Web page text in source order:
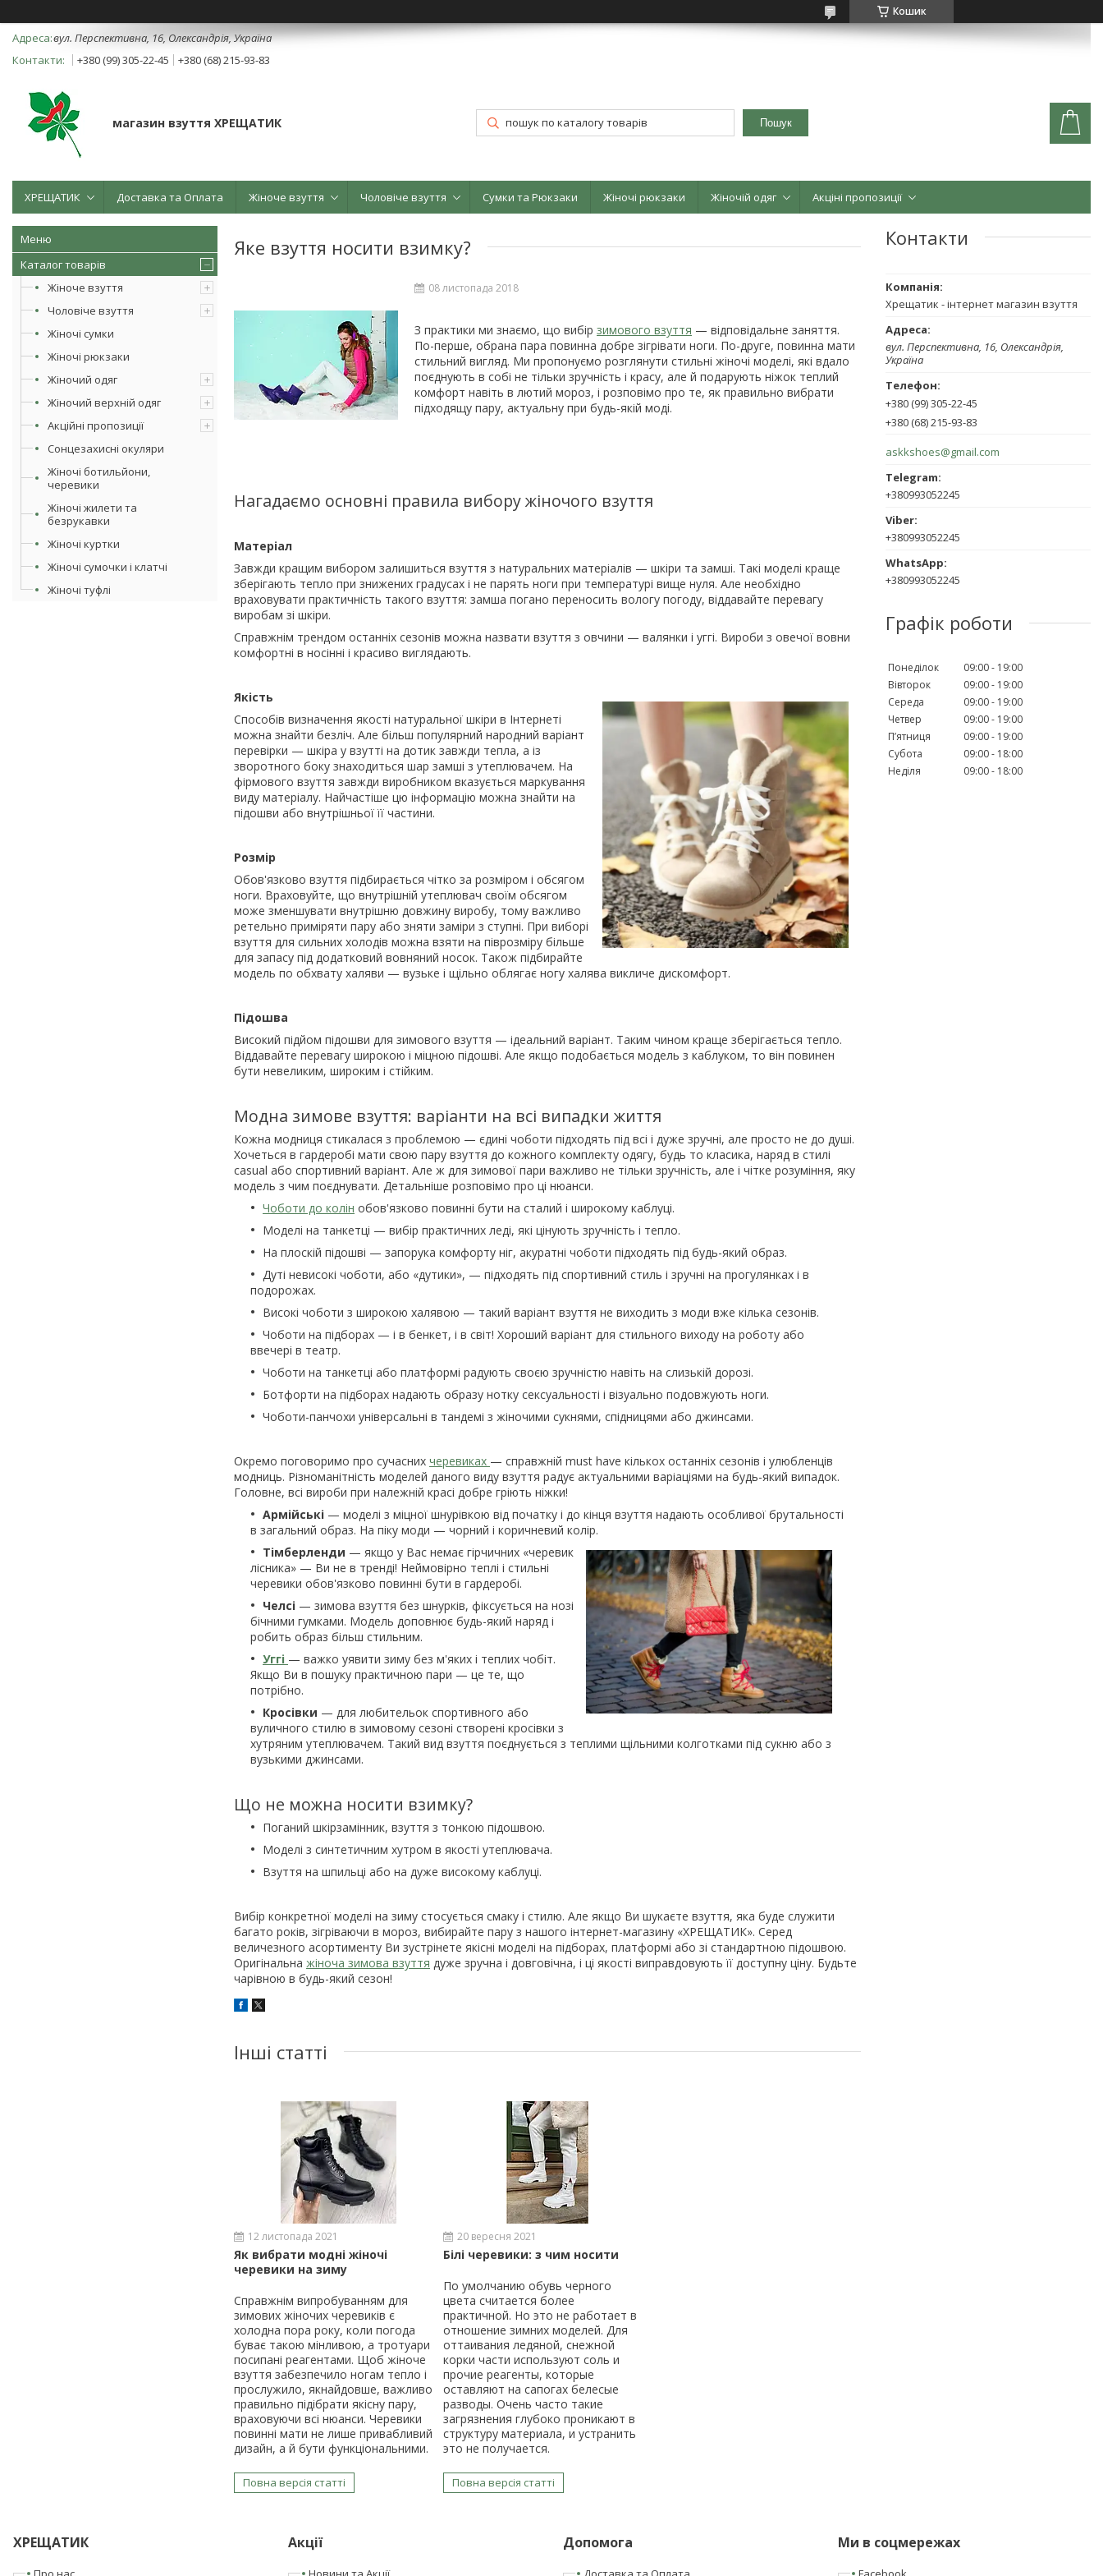
Кошик
вул. Перспективна, 16, Олександрія, Україна
+380 (99) 305-22-45
+380 (68) 215-93-83
магазин взуття ХРЕЩАТИК Пошук
ХРЕЩАТИК Доставка та Оплата Жіноче взуття Чоловіче взуття Сумки та Рюкзаки Жіночі рюкзаки Жіночій одяг Акціні пропозиції
Каталог товарів
Жіноче взуття
Чоловіче взуття
Жіночі сумки
Жіночі рюкзаки
Жіночий одяг
Жіночий верхній одяг
Акційні пропозиції
Сонцезахисні окуляри
Жіночі ботильйони,
черевики
Жіночі жилети та
безрукавки
Жіночі куртки
Жіночі сумочки і клатчі
Жіночі туфлі
Яке взуття носити взимку?
08 листопада 2018
З практики ми знаємо, що вибір зимового взуття — відповідальне заняття.
По-перше, обрана пара повинна добре зігрівати ноги. По-друге, повинна мати
стильний вигляд. Ми пропонуємо розглянути стильні жіночі моделі, які вдало
поєднують в собі не тільки зручність і красу, але й подарують ніжок теплий
комфорт навіть в лютий мороз, і розповімо про те, як правильно вибрати
підходящу пару, актуальну при будь-якій моді.
Нагадаємо основні правила вибору жіночого взуття
Матеріал
Завжди кращим вибором залишиться взуття з натуральних матеріалів — шкіри та замші. Такі моделі краще
зберігають тепло при знижених градусах і не парять ноги при температурі вище нуля. Але необхідно
враховувати практичність такого взуття: замша погано переносить вологу погоду, віддавайте перевагу
виробам зі шкіри.
Справжнім трендом останніх сезонів можна назвати взуття з овчини — валянки і уггі. Вироби з овечої вовни
комфортні в носінні і красиво виглядають.
Якість
Способів визначення якості натуральної шкіри в Інтернеті
можна знайти безліч. Але більш популярний народний варіант
перевірки — шкіра у взутті на дотик завжди тепла, а із
зворотного боку знаходиться шар замші з утеплювачем. На
фірмового взуття завжди виробником вказується маркування
виду матеріалу. Найчастіше цю інформацію можна знайти на
підошви або внутрішньої її частини.
Розмір
Обов'язково взуття підбирається чітко за розміром і обсягом
ноги. Враховуйте, що внутрішній утеплювач своїм обсягом
може зменшувати внутрішню довжину виробу, тому важливо
ретельно приміряти пару або зняти заміри з ступні. При виборі
взуття для сильних холодів можна взяти на піврозміру більше
для запасу під додатковий вовняний носок. Також підбирайте
модель по обхвату халяви — вузьке і щільно облягає ногу халява викличе дискомфорт.
Підошва
Високий підйом підошви для зимового взуття — ідеальний варіант. Таким чином краще зберігається тепло.
Віддавайте перевагу широкою і міцною підошві. Але якщо подобається модель з каблуком, то він повинен
бути невеликим, широким і стійким.
Модна зимове взуття: варіанти на всі випадки життя
Кожна модниця стикалася з проблемою — єдині чоботи підходять під всі і дуже зручні, але просто не до душі.
Хочеться в гардеробі мати свою пару взуття до кожного комплекту одягу, будь то класика, наряд в стилі
casual або спортивний варіант. Але ж для зимової пари важливо не тільки зручність, але і чітке розуміння, яку
модель з чим поєднувати. Детальніше розповімо про ці нюанси.
Чоботи до колін обов'язково повинні бути на сталий і широкому каблуці.
Моделі на танкетці — вибір практичних леді, які цінують зручність і тепло.
На плоскій підошві — запорука комфорту ніг, акуратні чоботи підходять під будь-який образ.
Дуті невисокі чоботи, або «дутики», — підходять під спортивний стиль і зручні на прогулянках і в
подорожах.
Високі чоботи з широкою халявою — такий варіант взуття не виходить з моди вже кілька сезонів.
Чоботи на підборах — і в бенкет, і в світ! Хороший варіант для стильного виходу на роботу або
ввечері в театр.
Чоботи на танкетці або платформі радують своєю зручністю навіть на слизькій дорозі.
Ботфорти на підборах надають образу нотку сексуальності і візуально подовжують ноги.
Чоботи-панчохи універсальні в тандемі з жіночими сукнями, спідницями або джинсами.
Окремо поговоримо про сучасних черевиках — справжній must have кількох останніх сезонів і улюбленців
модниць. Різноманітність моделей даного виду взуття радує актуальними варіаціями на будь-який випадок.
Головне, всі вироби при належній красі добре гріють ніжки!
Армійські — моделі з міцної шнурівкою від початку і до кінця взуття надають особливої брутальності
в загальний образ. На піку моди — чорний і коричневий колір.
Тімберленди — якщо у Вас немає гірчичних «черевик
лісника» — Ви не в тренді! Неймовірно теплі і стильні
черевики обов'язково повинні бути в гардеробі.
Челсі — зимова взуття без шнурків, фіксується на нозі
бічними гумками. Модель доповнює будь-який наряд і
робить образ більш стильним.
Уггі — важко уявити зиму без м'яких і теплих чобіт.
Якщо Ви в пошуку практичною пари — це те, що
потрібно.
Кросівки — для любительок спортивного або
вуличного стилю в зимовому сезоні створені кросівки з
хутряним утеплювачем. Такий вид взуття поєднується з теплими щільними колготками під сукню або з
вузькими джинсами.
Що не можна носити взимку?
Поганий шкірзамінник, взуття з тонкою підошвою.
Моделі з синтетичним хутром в якості утеплювача.
Взуття на шпильці або на дуже високому каблуці.
Вибір конкретної моделі на зиму стосується смаку і стилю. Але якщо Ви шукаєте взуття, яка буде служити
багато років, зігріваючи в мороз, вибирайте пару з нашого інтернет-магазину «ХРЕЩАТИК». Серед
величезного асортименту Ви зустрінете якісні моделі на підборах, платформі або зі стандартною підошвою.
Оригінальна жіноча зимова взуття дуже зручна і довговічна, і ці якості виправдовують її доступну ціну. Будьте
чарівною в будь-який сезон!
Інші статті
12 листопада 2021
Як вибрати модні жіночі
черевики на зиму
Справжнім випробуванням для
зимових жіночих черевиків є
холодна пора року, коли погода
буває такою мінливою, а тротуари
посипані реагентами. Щоб жіноче
взуття забезпечило ногам тепло і
прослужило, якнайдовше, важливо
правильно підібрати якісну пару,
враховуючи всі нюанси. Черевики
повинні мати не лише привабливий
дизайн, а й бути функціональними.
Повна версія статті
20 вересня 2021
Білі черевики: з чим носити
По умолчанию обувь черного
цвета считается более
практичной. Но это не работает в
отношение зимних моделей. Для
оттаивания ледяной, снежной
корки части используют соль и
прочие реагенты, которые
оставляют на сапогах белесые
разводы. Очень часто такие
загрязнения глубоко проникают в
структуру материала, и устранить
это не получается.
Повна версія статті
Контакти
Хрещатик - інтернет магазин взуття
вул. Перспективна, 16, Олександрія,
Україна
+380 (99) 305-22-45
+380 (68) 215-93-83
askkshoes@gmail.com
+380993052245
+380993052245
+380993052245
Графік роботи
Понеділок 09:00
19:00
Вівторок
09:00
19:00
Середа
09:00
19:00
Четвер
09:00
19:00
Пʼятниця
09:00
19:00
Субота
09:00
18:00
Неділя
09:00 18:00
ХРЕЩАТИК Акції Допомога Ми в соцмережах